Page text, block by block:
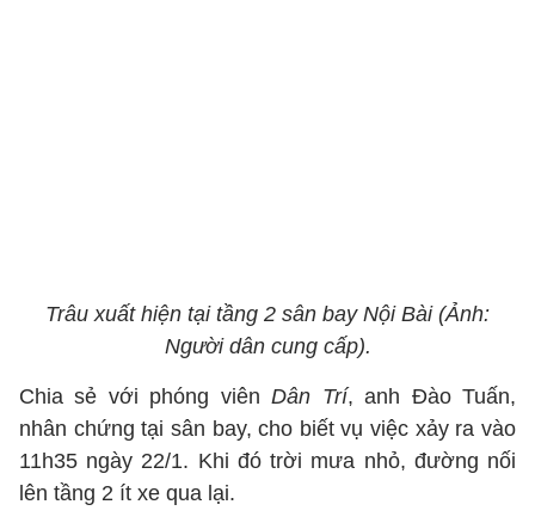
Trâu xuất hiện tại tầng 2 sân bay Nội Bài (Ảnh:
Người dân cung cấp).
Chia sẻ với phóng viênDân Trí, anh Đào Tuấn,
nhân chứng tại sân bay, cho biết vụ việc xảy ra vào
11h35 ngày 22/1. Khi đó trời mưa nhỏ, đường nối
lên tầng 2 ít xe qua lại.